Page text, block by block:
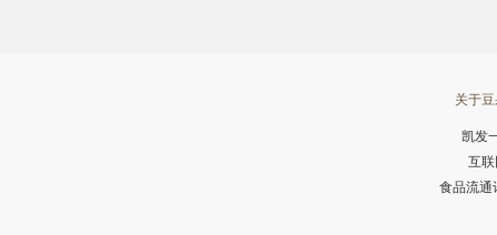
关于
凯发
互
食品流